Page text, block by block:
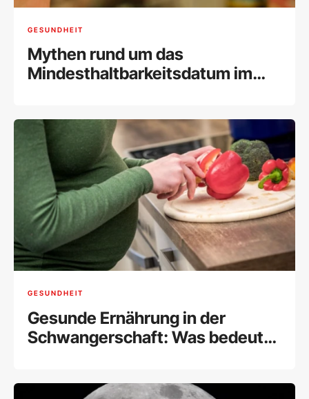
GESUNDHEIT
Mythen rund um das
Mindesthaltbarkeitsdatum im
GESUNDHEIT
Gesunde Ernährung in der
Schwangerschaft: Was bedeutet